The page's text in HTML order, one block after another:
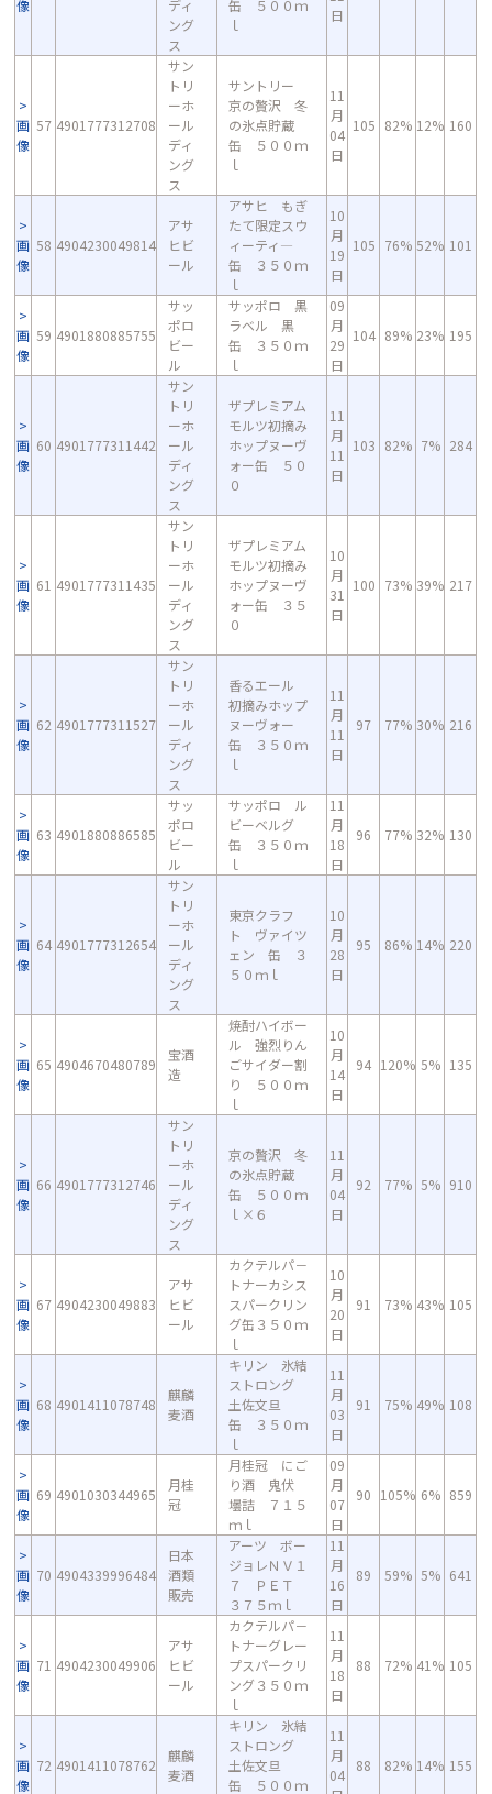
像
ディ
ング
ス
缶 ５００ｍ
ｌ
日
画
像
57 4901777312708
サン
トリ
ーホ
ール
ディ
ング
ス
サントリー
京の贅沢 冬
の氷点貯蔵
缶 ５００ｍ
ｌ
11
月
04
日
105 82% 12% 160
画
像
58 4904230049814
アサ
ヒビ
ール
アサヒ もぎ
たて限定スウ
ィーティ―
缶 ３５０ｍ
ｌ
10
月
19
日
105 76% 52% 101
画
像
59 4901880885755
サッ
ポロ
ビー
ル
サッポロ 黒
ラベル 黒
缶 ３５０ｍ
ｌ
09
月
29
日
104 89% 23% 195
画
像
60 4901777311442
サン
トリ
ーホ
ール
ディ
ング
ス
ザプレミアム
モルツ初摘み
ホップヌーヴ
ォー缶 ５０
０
11
月
11
日
103 82% 7% 284
画
像
61 4901777311435
サン
トリ
ーホ
ール
ディ
ング
ス
ザプレミアム
モルツ初摘み
ホップヌーヴ
ォー缶 ３５
０
10
月
31
日
100 73% 39% 217
画
像
62 4901777311527
サン
トリ
ーホ
ール
ディ
ング
ス
香るエール
初摘みホップ
ヌーヴォー
缶 ３５０ｍ
ｌ
11
月
11
日
97 77% 30% 216
画
像
63 4901880886585
サッ
ポロ
ビー
ル
サッポロ ル
ビーベルグ
缶 ３５０ｍ
ｌ
11
月
18
日
96 77% 32% 130
画
像
64 4901777312654
サン
トリ
ーホ
ール
ディ
ング
ス
東京クラフ
ト ヴァイツ
ェン 缶 ３
５０ｍｌ
10
月
28
日
95 86% 14% 220
画
像
65 4904670480789
宝酒
造
焼酎ハイボー
ル 強烈りん
ごサイダー割
り ５００ｍ
ｌ
10
月
14
日
94 120% 5% 135
画
像
66 4901777312746
サン
トリ
ーホ
ール
ディ
ング
ス
京の贅沢 冬
の氷点貯蔵
缶 ５００ｍ
ｌ×６
11
月
04
日
92 77% 5% 910
画
像
67 4904230049883
アサ
ヒビ
ール
カクテルパ－
トナーカシス
スパークリン
グ缶３５０ｍ
ｌ
10
月
20
日
91 73% 43% 105
画
像
68 4901411078748
麒麟
麦酒
キリン 氷結
ストロング
土佐文旦
缶 ３５０ｍ
ｌ
11
月
03
日
91 75% 49% 108
画
像
69 4901030344965
月桂
冠
月桂冠 にご
り酒 鬼伏
壜詰 ７１５
ｍｌ
09
月
07
日
90 105% 6% 859
画
像
70 4904339996484
日本
酒類
販売
アーツ ボー
ジョレＮＶ１
７ ＰＥＴ
３７５ｍｌ
11
月
16
日
89 59% 5% 641
画
像
71 4904230049906
アサ
ヒビ
ール
カクテルパ－
トナーグレー
プスパークリ
ング３５０ｍ
ｌ
11
月
18
日
88 72% 41% 105
画
像
72 4901411078762
麒麟
麦酒
キリン 氷結
ストロング
土佐文旦
缶 ５００ｍ
11
月
04
88 82% 14% 155